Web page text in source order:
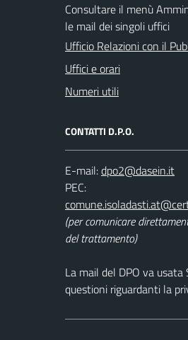
Consultare il menù
le mail dei singoli uffici
Ufficio Relazioni con il
Uffici e orari
Numeri utili
CONTATTI D.P.O.
E-mail:
PEC:
(per comunicare
del trattamento)
La mail del DPO va usata
questioni riguardanti la